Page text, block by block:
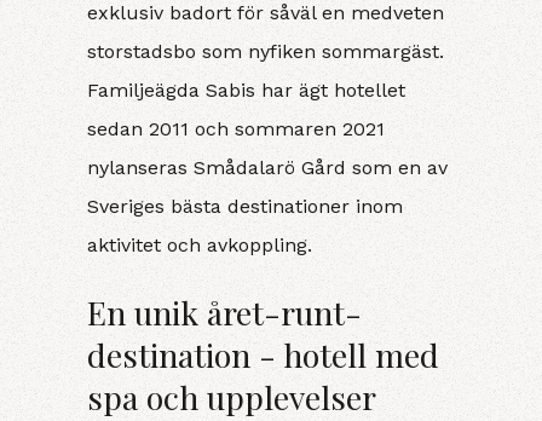
exklusiv badort för såväl en medveten
storstadsbo som nyfiken sommargäst.
Familjeägda Sabis har ägt hotellet
sedan 2011 och sommaren 2021
nylanseras Smådalarö Gård som en av
Sveriges bästa destinationer inom
aktivitet och avkoppling.
En unik året-runt-
destination - hotell med
spa och upplevelser